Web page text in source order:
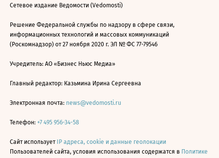
Сетевое издание Ведомости (Vedomosti)
Решение Федеральной службы по надзору в сфере связи,
информационных технологий и массовых коммуникаций
(Роскомнадзор) от 27 ноября 2020 г. ЭЛ № ФС 77-79546
Учредитель: АО «Бизнес Ньюс Медиа»
Главный редактор: Казьмина Ирина Сергеевна
Электронная почта: news@vedomosti.ru
Телефон: +7 495 956-34-58
Сайт использует IP адреса, cookie и данные геолокации
Пользователей сайта, условия использования содержатся в Политике